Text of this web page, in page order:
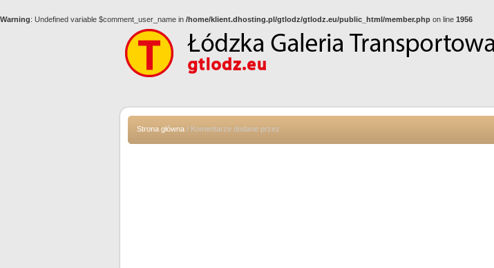
Warning: Undefined variable $comment_user_name in /home/klient.dhosting.pl/gtlodz/gtlodz.eu/public_html/member.php on line 1956
Strona główna / Komentarze dodane przez